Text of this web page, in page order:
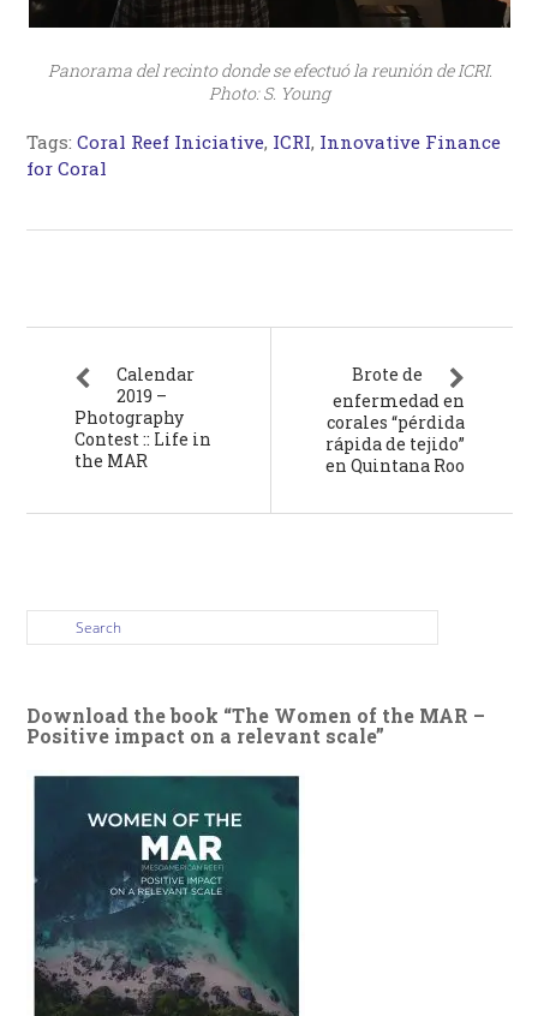
Panorama del recinto donde se efectuó la reunión de ICRI.
Photo: S. Young
Tags:Coral Reef Iniciative, ICRI, Innovative Finance
for Coral
Calendar
2019 –
Photography
Contest :: Life in
the MAR
Brote de
enfermedad en
corales “pérdida
rápida de tejido”
en Quintana Roo
Download the book “The Women of the MAR –
Positive impact on a relevant scale”